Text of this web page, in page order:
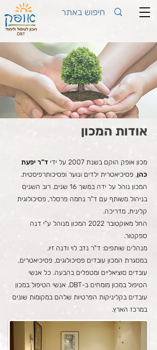
אודות המכון
מכון אופק הוקם בשנת 2007 על ידי
ד”ר יפעת
כהן, פסיכיאטרית ילדים ונוער ופסיכותרפיסטית.
המכון נוהל על ידה במשך 16 שנים. רוב השנים
בניהול משותף עם ד"ר נחמה פרסלר, פסיכולוגית
קלינית, מדריכה.
החל מאוקטובר 2022 המכון מנוהל ע"י דנה
ספקטור.
מנהלים שותפים: ד"ר נדב לוי ודנה זיו.
במסגרת המכון עובדים פסיכולוגים, פסיכיאטרים,
עובדים סוציאליים ומטפלים בהבעה. כל אנשי
הטיפול במכון מומחים ב-DBT. אנשי הטיפול במכון
עובדים בקליניקות הפרטיות שלהם במקומות שונים
במרכז הארץ.​